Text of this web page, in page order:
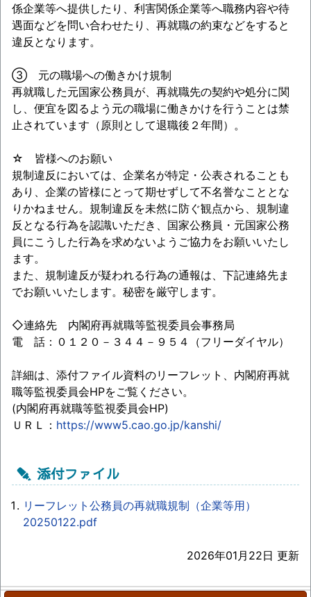
係企業等へ提供したり、利害関係企業等へ職務内容や待
遇面などを問い合わせたり、再就職の約束などをすると
違反となります。
③ 元の職場への働きかけ規制
再就職した元国家公務員が、再就職先の契約や処分に関
し、便宜を図るよう元の職場に働きかけを行うことは禁
止されています（原則として退職後２年間）。
☆ 皆様へのお願い
規制違反においては、企業名が特定・公表されることも
あり、企業の皆様にとって期せずして不名誉なこととな
りかねません。規制違反を未然に防ぐ観点から、規制違
反となる行為を認識いただき、国家公務員・元国家公務
員にこうした行為を求めないようご協力をお願いいたし
ます。
また、規制違反が疑われる行為の通報は、下記連絡先ま
でお願いいたします。秘密を厳守します。
◇連絡先 内閣府再就職等監視委員会事務局
電 話：０１２０－３４４－９５４（フリーダイヤル）
詳細は、添付ファイル資料のリーフレット、内閣府再就
職等監視委員会HPをご覧ください。
(内閣府再就職等監視委員会HP)
ＵＲＬ： https://www5.cao.go.jp/kanshi/
添付ファイル
リーフレット公務員の再就職規制（企業等用）
20250122.pdf
2026年01月22日 更新